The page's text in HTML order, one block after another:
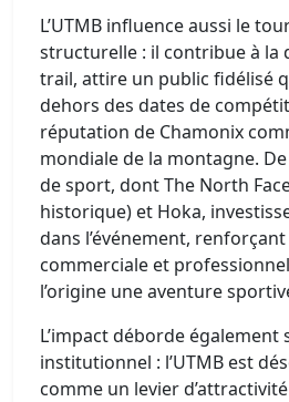
L’UTMB influence aussi le
structurelle : il contribue à la
trail, attire un public fidélisé
dehors des dates de
réputation de Chamonix
mondiale de la montagne.
de sport, dont The North
historique) et Hoka,
dans l’événement,
commerciale et
l’origine une aventure
L’impact déborde également
institutionnel : l’UTMB est
comme un levier